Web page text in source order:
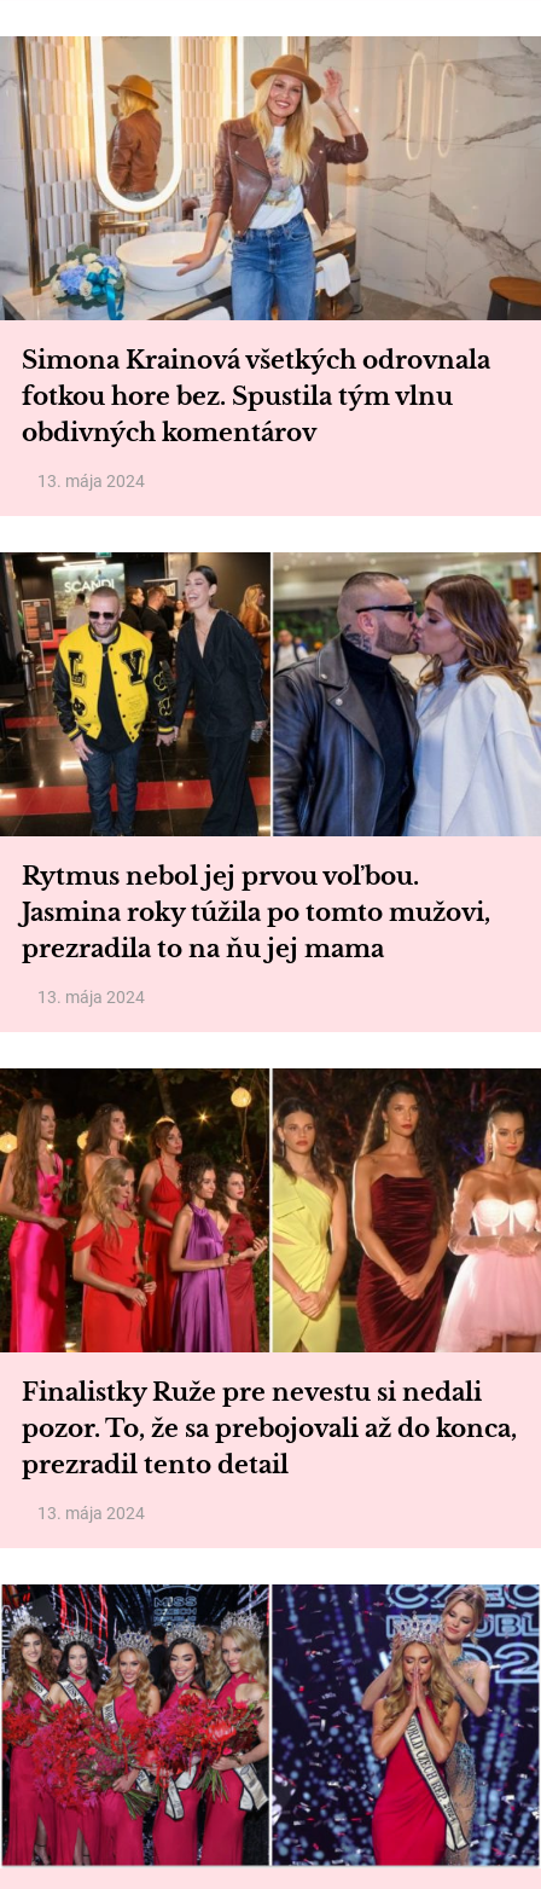
Simona Krainová všetkých odrovnala
fotkou hore bez. Spustila tým vlnu
obdivných komentárov
13. mája 2024
Rytmus nebol jej prvou voľbou.
Jasmina roky túžila po tomto mužovi,
prezradila to na ňu jej mama
13. mája 2024
Finalistky Ruže pre nevestu si nedali
pozor. To, že sa prebojovali až do konca,
prezradil tento detail
13. mája 2024